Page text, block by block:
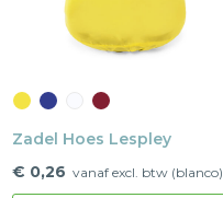
Gadgets
Thema
Merken
Zadel Hoes Lespley
€ 0,26 vanaf excl. btw (blanco)